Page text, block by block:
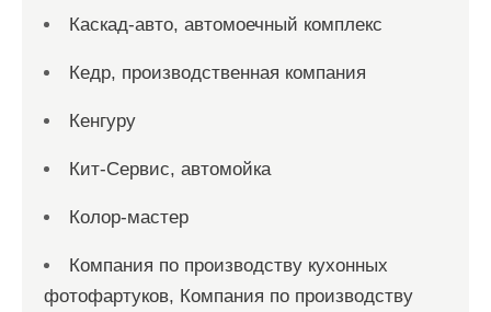
Каскад-авто, автомоечный комплекс
Кедр, производственная компания
Кенгуру
Кит-Сервис, автомойка
Колор-мастер
Компания по производству кухонных
фотофартуков, Компания по производству